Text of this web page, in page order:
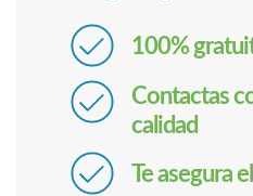
100%
Contactas
calidad
Te asegura